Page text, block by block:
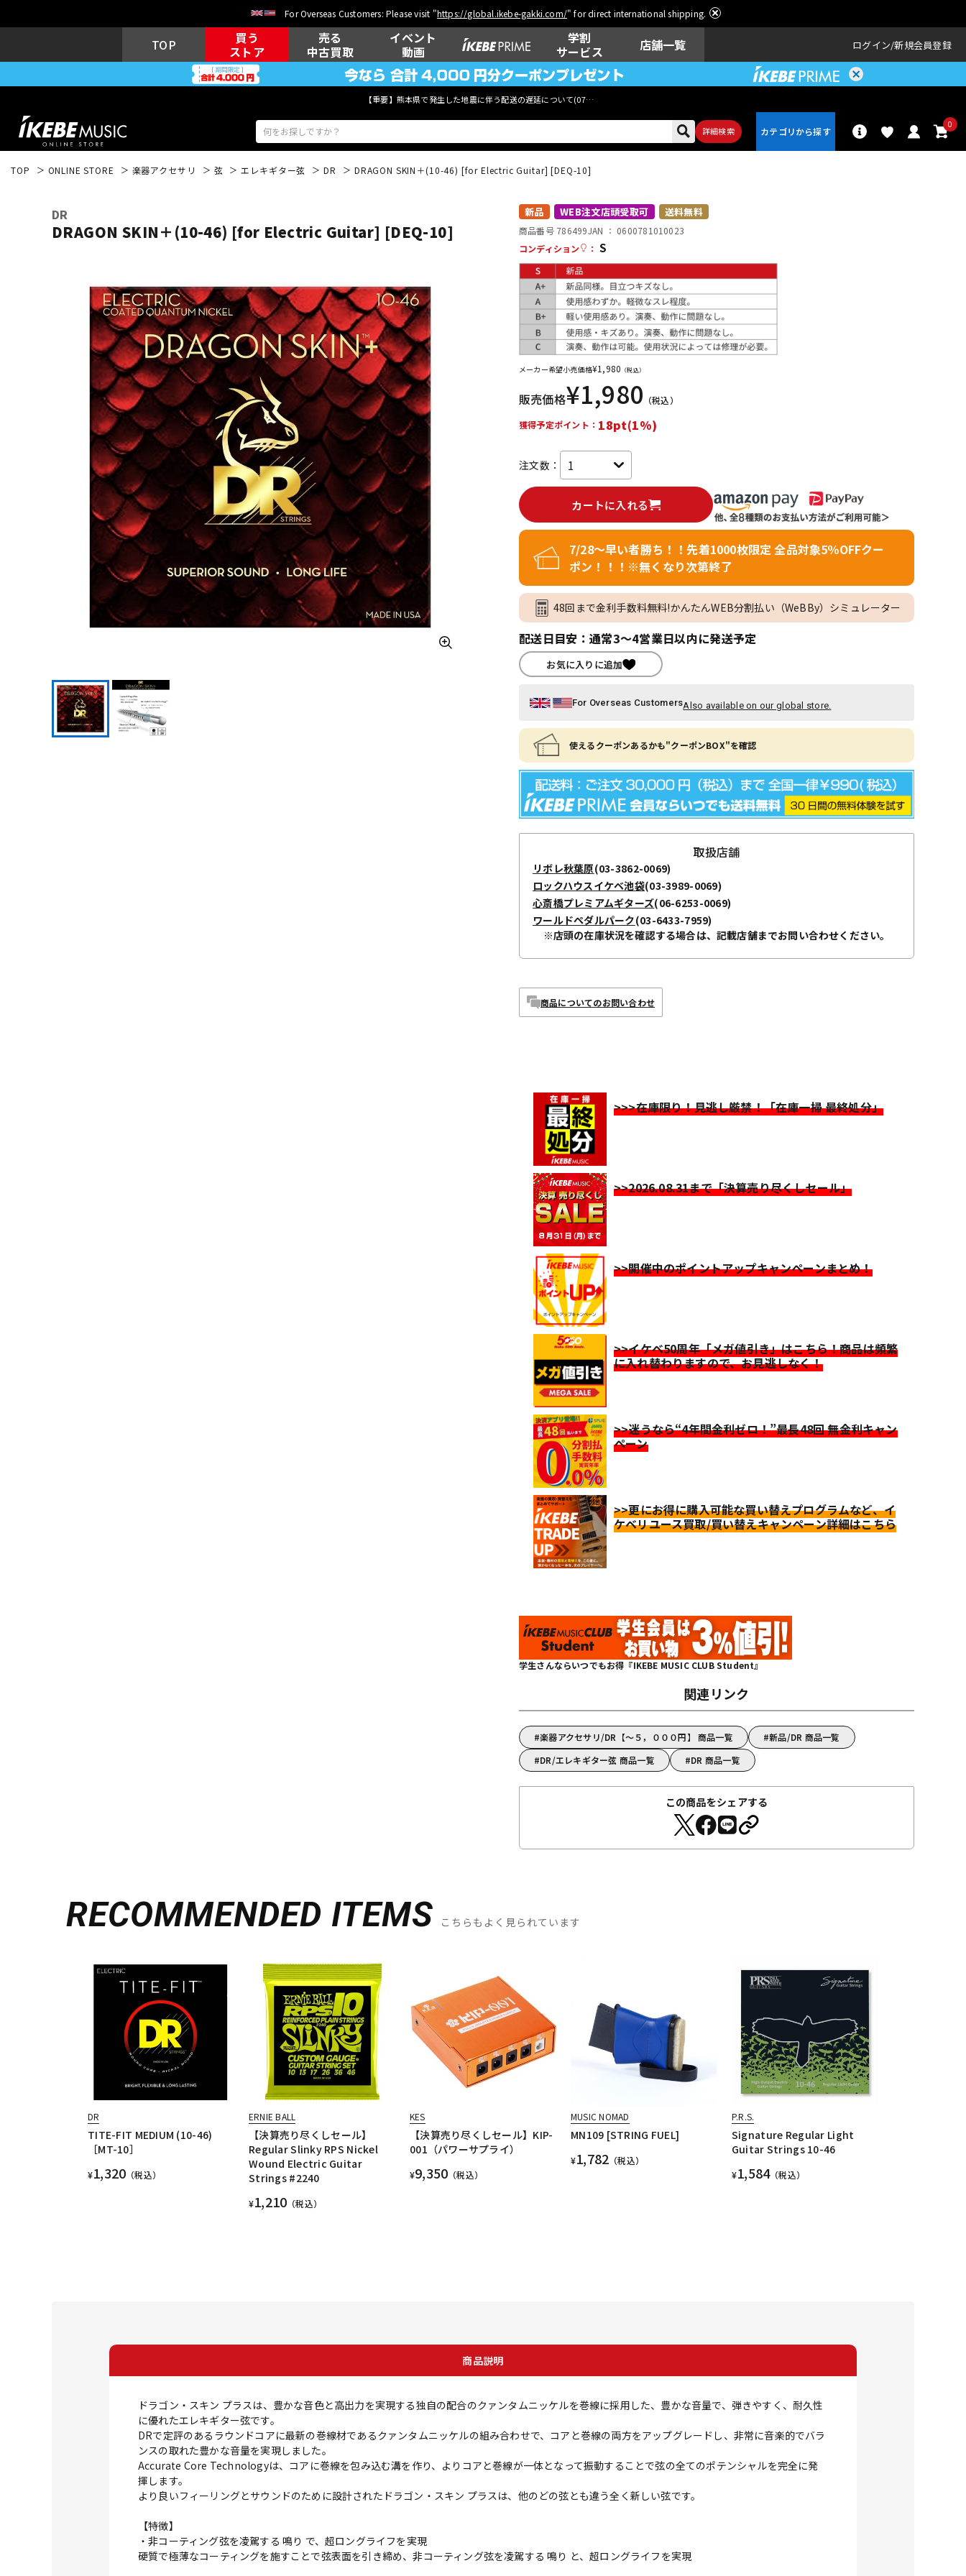
For Overseas Customers: Please visit "https://global.ikebe-gakki.com/" for direct international shipping.
TOP
買う
ストア
売る
中古買取
イベント
動画
学割
サービス
店舗一覧 ログイン 新規会員登録
【重要】熊本県で発生した地震に伴う配送の遅延について(07月29日
詳細検索
0
ウクレレ ドラム
その他楽器
DJ機器 DTM DTM オンラ
イン納品
レコーディン
グ機器
配信/ライブ
機器
中古 ヴィンテージ
TOP ONLINE STORE 楽器アクセサリ 弦 エレキギター弦 DR DRAGON SKIN＋(10-46) [for Electric Guitar] [DEQ-10]
DR
DRAGON SKIN＋(10-46) [for Electric Guitar] [DEQ-10]
新品 WEB注文店頭受取可 送料無料
商品番号 786499JAN ： 0600781010023
コンディション
： S
メーカー希望小売価格¥1,980 （税込）
販売価格¥1,980 （税込）
獲得予定ポイント： 18pt(1%)
注文数：
カートに入れる
7/28～早い者勝ち！！先着1000枚限定 全品対象5％OFFクー
ポン！！！※無くなり次第終了
48回まで金利手数料無料!かんたんWEB分割払い（WeBBy）シミュレーター
配送日目安：通常3～4営業日以内に発送予定
お気に入りに追加
For Overseas CustomersAlso available on our global store.
使えるクーポンあるかも"クーポンBOX"を確認
取扱店舗
リボレ秋葉原(03-3862-0069)
ロックハウスイケベ池袋(03-3989-0069)
心斎橋プレミアムギターズ(06-6253-0069)
ワールドペダルパーク(03-6433-7959)
※店頭の在庫状況を確認する場合は、記載店舗までお問い合わせください。
商品についてのお問い合わせ
>>>在庫限り！見逃し厳禁！「在庫一掃 最終処分」
>>2026.08.31まで「決算売り尽くしセール」
>>開催中のポイントアップキャンペーンまとめ！
>>イケベ50周年「メガ値引き」はこちら！商品は頻繁
に入れ替わりますので、お見逃しなく！
>>迷うなら“4年間金利ゼロ！”最長48回 無金利キャン
ペーン
>>更にお得に購入可能な買い替えプログラムなど、イ
ケベリユース買取/買い替えキャンペーン詳細はこちら
学生さんならいつでもお得『IKEBE MUSIC CLUB Student』
関連リンク
楽器アクセサリ/DR【～５，０００円】 商品一覧
新品/DR 商品一覧
DR/エレキギター弦 商品一覧
DR 商品一覧
この商品をシェアする
RECOMMENDED ITEMS こちらもよく見られています
DR
TITE-FIT MEDIUM (10-46)
［MT-10］
¥1,320 （税込）
ERNIE BALL
【決算売り尽くしセール】
Regular Slinky RPS Nickel
Wound Electric Guitar
Strings #2240
¥1,210 （税込）
KES
【決算売り尽くしセール】KIP-
001（パワーサプライ）
¥9,350 （税込）
MUSIC NOMAD
MN109 [STRING FUEL]
¥1,782 （税込）
P.R.S.
Signature Regular Light
Guitar Strings 10-46
¥1,584（税込）
商品説明
ドラゴン・スキン プラスは、豊かな音色と高出力を実現する独自の配合のクァンタムニッケルを巻線に採用した、豊かな音量で、弾きやすく、耐久性
に優れたエレキギター弦です。
DRで定評のあるラウンドコアに最新の巻線材であるクァンタムニッケルの組み合わせで、コアと巻線の両方をアップグレードし、非常に音楽的でバラ
ンスの取れた豊かな音量を実現しました。
Accurate Core Technologyは、コアに巻線を包み込む溝を作り、よりコアと巻線が一体となって振動することで弦の全てのポテンシャルを完全に発
揮します。
より良いフィーリングとサウンドのために設計されたドラゴン・スキン プラスは、他のどの弦とも違う全く新しい弦です。
【特徴】
・非コーティング弦を凌駕する 鳴り で、超ロングライフを実現
硬質で極薄なコーティングを施すことで弦表面を引き締め、非コーティング弦を凌駕する 鳴り と、超ロングライフを実現